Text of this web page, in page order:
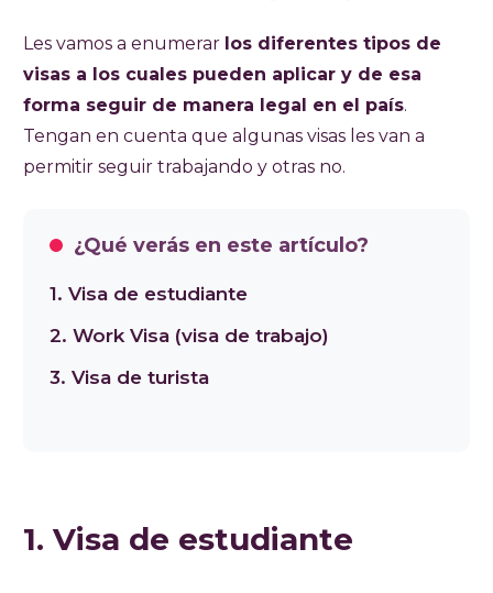
Les vamos a enumerar los diferentes tipos de
visas a los cuales pueden aplicar y de esa
forma seguir de manera legal en el país.
Tengan en cuenta que algunas visas les van a
permitir seguir trabajando y otras no.
¿Qué verás en este artículo?
1. Visa de estudiante
2. Work Visa (visa de trabajo)
3. Visa de turista
1. Visa de estudiante